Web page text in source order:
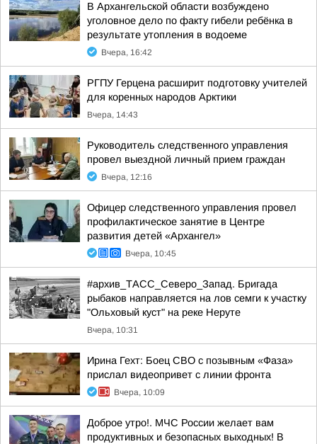
В Архангельской области возбуждено
уголовное дело по факту гибели ребёнка в
результате утопления в водоеме
Вчера, 16:42
РГПУ Герцена расширит подготовку учителей
для коренных народов Арктики
Вчера, 14:43
Руководитель следственного управления
провел выездной личный прием граждан
Вчера, 12:16
Офицер следственного управления провел
профилактическое занятие в Центре
развития детей «Архангел»
Вчера, 10:45
#архив_ТАСС_Северо_Запад. Бригада
рыбаков направляется на лов семги к участку
"Ольховый куст" на реке Неруте
Вчера, 10:31
Ирина Гехт: Боец СВО с позывным «Фаза»
прислал видеопривет с линии фронта
Вчера, 10:09
Доброе утро!. МЧС России желает вам
продуктивных и безопасных выходных! В